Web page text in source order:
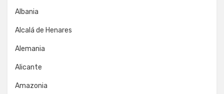
Albania
Alcalá de Henares
Alemania
Alicante
Amazonia